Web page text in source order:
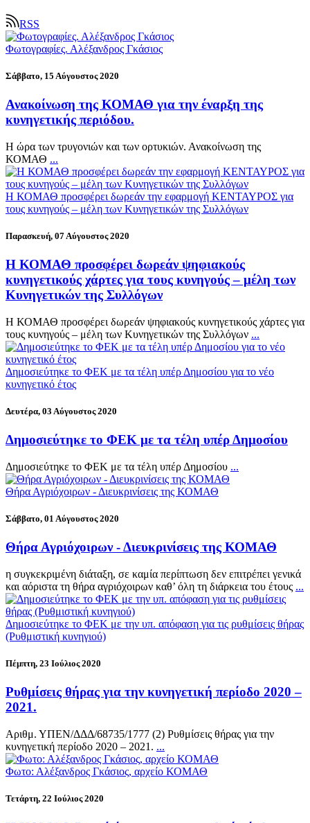
RSS
Φωτογραφίες. Αλέξανδρος Γκάσιος
Σάββατο, 15 Αύγουστος 2020
Ανακοίνωση της ΚΟΜΑΘ για την έναρξη της
κυνηγετικής περιόδου.
Η ώρα των τρυγονιών και των ορτυκιών. Ανακοίνωση της
ΚΟΜΑΘ ...
Η ΚΟΜΑΘ προσφέρει δωρεάν την εφαρμογή ΚΕΝΤΑΥΡΟΣ για
τους κυνηγούς – μέλη των Κυνηγετικών της Συλλόγων
Παρασκευή, 07 Αύγουστος 2020
Η ΚΟΜΑΘ προσφέρει δωρεάν ψηφιακούς
κυνηγετικούς χάρτες για τους κυνηγούς – μέλη των
Κυνηγετικών της Συλλόγων
Η ΚΟΜΑΘ προσφέρει δωρεάν ψηφιακούς κυνηγετικούς χάρτες για
τους κυνηγούς – μέλη των Κυνηγετικών της Συλλόγων ...
Δημοσιεύτηκε το ΦΕΚ με τα τέλη υπέρ Δημοσίου για το νέο
κυνηγετικό έτος
Δευτέρα, 03 Αύγουστος 2020
Δημοσιεύτηκε το ΦΕΚ με τα τέλη υπέρ Δημοσίου
Δημοσιεύτηκε το ΦΕΚ με τα τέλη υπέρ Δημοσίου ...
Θήρα Αγριόχοιρων - Διευκρινίσεις της ΚΟΜΑΘ
Σάββατο, 01 Αύγουστος 2020
Θήρα Αγριόχοιρων - Διευκρινίσεις της ΚΟΜΑΘ
η συγκεκριμένη διάταξη, σε καμία περίπτωση δεν επιτρέπει γενικά
και αόριστα τη θήρα αγριόχοιρων καθ’ όλη τη διάρκεια του έτους ...
Δημοσιεύτηκε το ΦΕΚ με την υπ. απόφαση για τις ρυθμίσεις θήρας
(Ρυθμιστική κυνηγιού)
Πέμπτη, 23 Ιούλιος 2020
Ρυθμίσεις θήρας για την κυνηγετική περίοδο 2020 –
2021.
Αριθμ. ΥΠΕΝ/ΔΔΔ/68735/1777 (2) Ρυθμίσεις θήρας για την
κυνηγετική περίοδο 2020 – 2021. ...
Φωτο: Αλέξανδρος Γκάσιος, αρχείο ΚΟΜΑΘ
Τετάρτη, 22 Ιούλιος 2020